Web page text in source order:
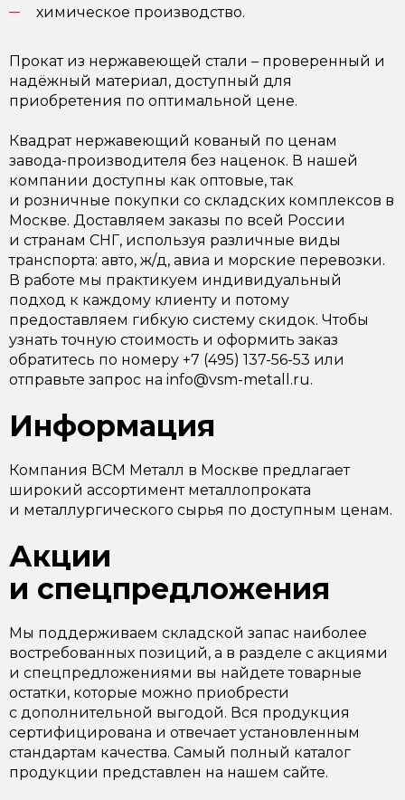
химическое производство.
Прокат из нержавеющей стали – проверенный и
надёжный материал, доступный для
приобретения по оптимальной цене.
Квадрат нержавеющий кованый по ценам
завода-производителя без наценок. В нашей
компании доступны как оптовые, так
и розничные покупки со складских комплексов в
Москве. Доставляем заказы по всей России
и странам СНГ, используя различные виды
транспорта: авто, ж/д, авиа и морские перевозки.
В работе мы практикуем индивидуальный
подход к каждому клиенту и потому
предоставляем гибкую систему скидок. Чтобы
узнать точную стоимость и оформить заказ
обратитесь по номеру +7 (495) 137-56-53 или
отправьте запрос на info@vsm-metall.ru.
Информация
Компания ВСМ Металл в Москве предлагает
широкий ассортимент металлопроката
и металлургического сырья по доступным ценам.
Акции
и спецпредложения
Мы поддерживаем складской запас наиболее
востребованных позиций, а в разделе с акциями
и спецпредложениями вы найдете товарные
остатки, которые можно приобрести
с дополнительной выгодой. Вся продукция
сертифицирована и отвечает установленным
стандартам качества. Самый полный каталог
продукции представлен на нашем сайте.